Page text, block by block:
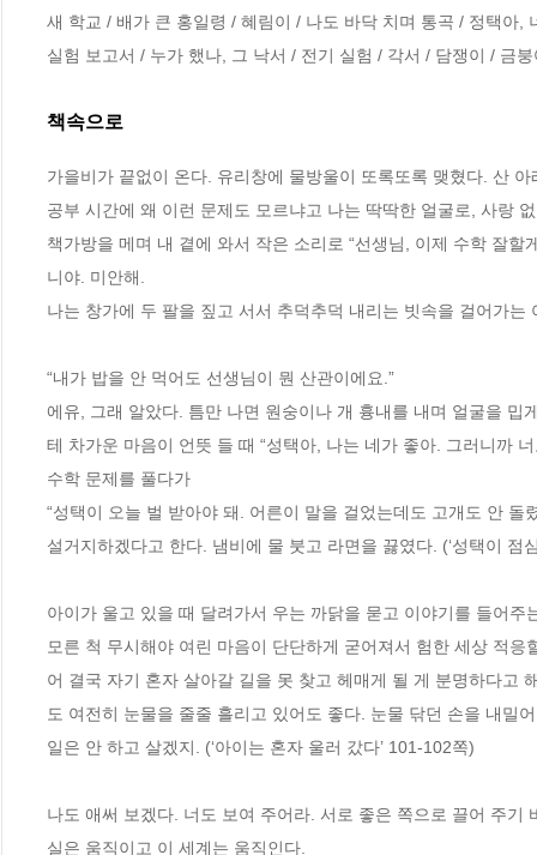
새 학교 / 배가 큰 홍일령 / 혜림이 / 나도 바닥 치며 통곡 / 정택아
실험 보고서 / 누가 했나, 그 낙서 / 전기 실험 / 각서 / 담쟁이 / 금
책속으로
가을비가 끝없이 온다. 유리창에 물방울이 또록또록 맺혔다. 산
공부 시간에 왜 이런 문제도 모르냐고 나는 딱딱한 얼굴로, 사랑
책가방을 메며 내 곁에 와서 작은 소리로 “선생님, 이제 수학 잘
니야. 미안해.
나는 창가에 두 팔을 짚고 서서 추덕추덕 내리는 빗속을 걸어가는
“내가 밥을 안 먹어도 선생님이 뭔 산관이에요.”
에유, 그래 알았다. 틈만 나면 원숭이나 개 흉내를 내며 얼굴을
테 차가운 마음이 언뜻 들 때 “성택아, 나는 네가 좋아. 그러니까
수학 문제를 풀다가
“성택이 오늘 벌 받아야 돼. 어른이 말을 걸었는데도 고개도 안 돌
설거지하겠다고 한다. 냄비에 물 붓고 라면을 끓였다. (‘성택이 점
아이가 울고 있을 때 달려가서 우는 까닭을 묻고 이야기를 들어
모른 척 무시해야 여린 마음이 단단하게 굳어져서 험한 세상 적
어 결국 자기 혼자 살아갈 길을 못 찾고 헤매게 될 게 분명하다고
도 여전히 눈물을 줄줄 흘리고 있어도 좋다. 눈물 닦던 손을 내밀
일은 안 하고 살겠지. (‘아이는 혼자 울러 갔다’ 101-102쪽)
나도 애써 보겠다. 너도 보여 주어라. 서로 좋은 쪽으로 끌어 주
실은 움직이고 이 세계는 움직인다.